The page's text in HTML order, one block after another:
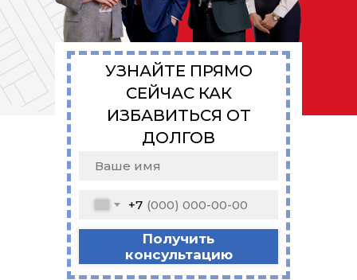
+7
Получить
консультацию
УЗНАЙТЕ ПРЯМО
СЕЙЧАС КАК
ИЗБАВИТЬСЯ ОТ
ДОЛГОВ